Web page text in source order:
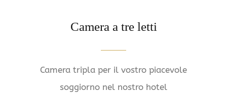
Camera a tre letti
Camera tripla per il vostro piacevole
soggiorno nel nostro hotel